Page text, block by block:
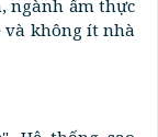
ngành ẩm thực
và không ít nhà